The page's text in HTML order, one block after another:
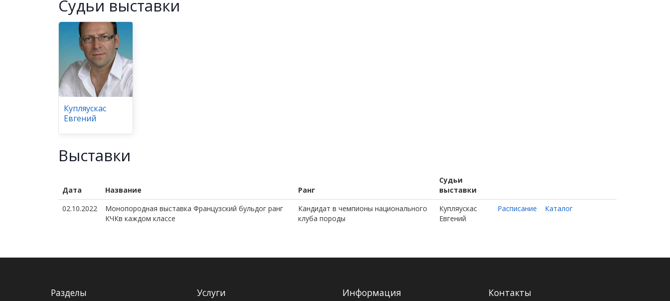
Cудьи выставки
Купляускас
Евгений
Выставки
Дата Название Ранг
Судьи
выставки
02.10.2022
Монопородная выставка Французский бульдог ранг
КЧКв каждом классе
Кандидат в чемпионы национального
клуба породы
Купляускас
Евгений
Расписание Каталог
Разделы Услуги Информация Контакты